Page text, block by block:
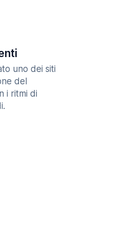
uno dei siti
del
i ritmi di